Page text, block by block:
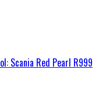
Scania Red Pearl R999